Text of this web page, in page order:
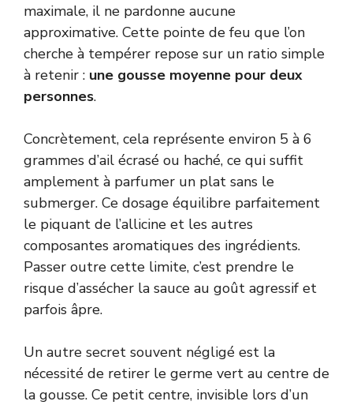
maximale, il ne pardonne aucune
approximative. Cette pointe de feu que l’on
cherche à tempérer repose sur un ratio simple
à retenir : une gousse moyenne pour deux
personnes.
Concrètement, cela représente environ 5 à 6
grammes d’ail écrasé ou haché, ce qui suffit
amplement à parfumer un plat sans le
submerger. Ce dosage équilibre parfaitement
le piquant de l’allicine et les autres
composantes aromatiques des ingrédients.
Passer outre cette limite, c’est prendre le
risque d’assécher la sauce au goût agressif et
parfois âpre.
Un autre secret souvent négligé est la
nécessité de retirer le germe vert au centre de
la gousse. Ce petit centre, invisible lors d’un